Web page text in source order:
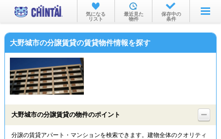
お部屋を探す
沿線・駅から
物件特集から
気になる
リスト
最近見た
物件
保存中の
条件
大野城市の分譲賃貸の賃貸物件情報を探す
大野城市の分譲賃貸の物件のポイント
分譲の賃貸アパート・マンションを検索できます。建物全体のクオリティ